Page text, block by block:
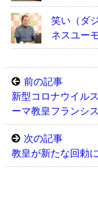
笑い（ダ
ネスユー
前の記事
新型コロナウイル
ーマ教皇フランシ
次の記事
教皇が新たな回勅